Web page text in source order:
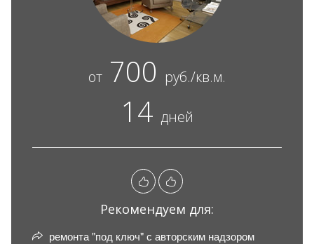
от 700 руб./кв.м.
14 дней
Рекомендуем для:
ремонта "под ключ" с авторским надзором